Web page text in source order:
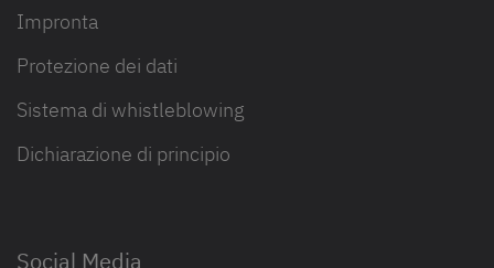
Impronta
Protezione dei dati
Sistema di whistleblowing
Dichiarazione di principio
Social Media